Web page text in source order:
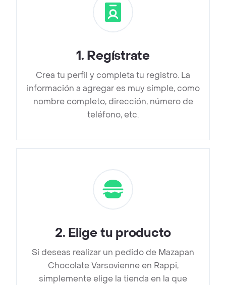
1. Regístrate
Crea tu perfil y completa tu registro. La
información a agregar es muy simple, como
nombre completo, dirección, número de
teléfono, etc.
2. Elige tu producto
Si deseas realizar un pedido de Mazapan
Chocolate Varsovienne en Rappi,
simplemente elige la tienda en la que